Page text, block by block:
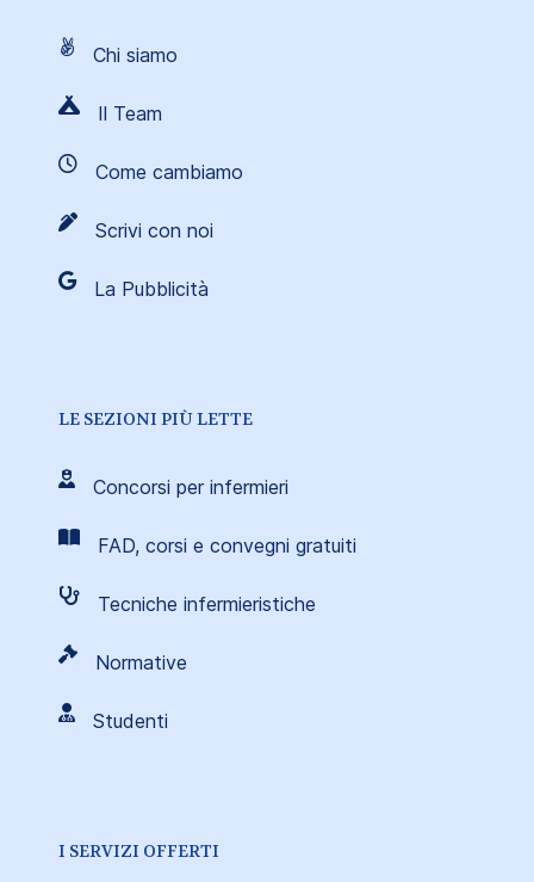
Chi siamo
Il Team
Come cambiamo
Scrivi con noi
La Pubblicità
LE SEZIONI PIÙ LETTE
Concorsi per infermieri
FAD, corsi e convegni gratuiti
Tecniche infermieristiche
Normative
Studenti
I SERVIZI OFFERTI